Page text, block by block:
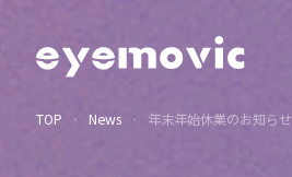
TOP News 年末年始休業のお知らせ